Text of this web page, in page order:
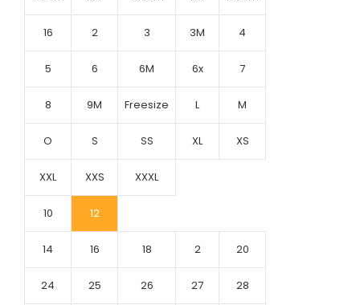
16 2 3 3M 4
5 6 6M 6x 7
8 9M Freesize L M
O S SS XL XS
XXL XXS XXXL
10 12
14 16 18 2 20
24 25 26 27 28